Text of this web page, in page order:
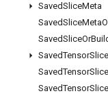
SavedSliceMeta
SavedSliceMeta
SavedSliceOr
SavedTensorSlice
SavedTensorSlice
SavedTensorSlice